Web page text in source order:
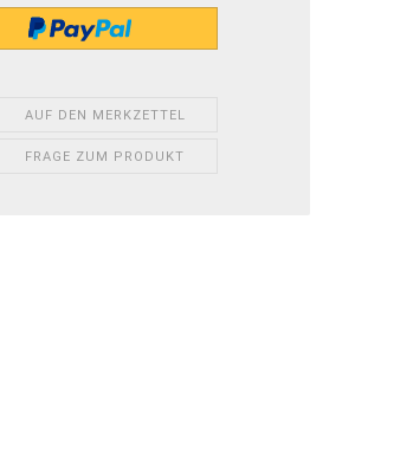
AUF DEN MERKZETTEL
FRAGE ZUM PRODUKT